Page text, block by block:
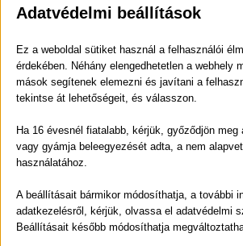
A C-vitamin, más néven aszkorbinsav
erősen antioxidáns hatású vegyület. A
Adatvédelmi beállítások
Ez a weboldal sütiket használ a felhasználói
érdekében. Néhány elengedhetetlen a webhely
mások segítenek elemezni és javítani a
tekintse át lehetőségeit, és válasszon.
Ha 16 évesnél fiatalabb, kérjük, győződjön meg
vagy gyámja beleegyezését adta, a nem
használatához.
A beállításait bármikor módosíthatja, a további
adatkezelésről, kérjük, olvassa el adatvédelmi
Beállításait később módosíthatja